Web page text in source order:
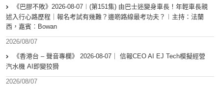
《巴膠不敗》2026-08-07︱(第151集) 由巴士迷變身車長！年輕車長親
述入行心路歷程｜報名考試有幾難？邊啲路線最考功夫？︱主持：法蘭
西，嘉賓︰Bowan
2026/08/07
《香港台 – 聲音專欄》 2026-08-07｜ 信報CEO AI EJ Tech模擬經營
汽水機 AI即變狡猾
2026/08/07